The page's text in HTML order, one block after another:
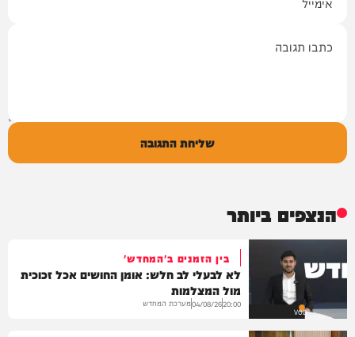
שליחת התגובה
הנצפים ביותר
VOD
בין הזמנים ב'המחדש'
לא לבעלי לב חלש: אומן החושים אכל זכוכית
מול המצלמות
20:00
04/08/26מערכת המחדש